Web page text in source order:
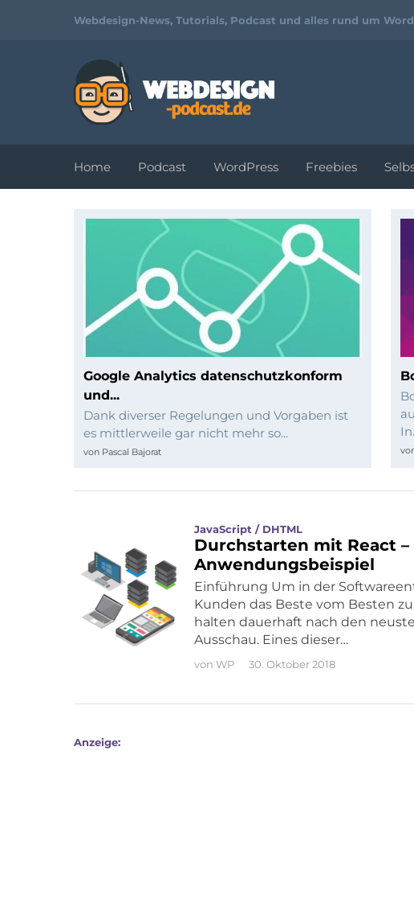
Webdesign-News, Tutorials, Podcast und alles rund um
Tutorials und
Video-
Workshops zu
Webdesign
und
Programmierung
Home Podcast WordPress Freebies
Google Analytics datenschutzkonform
und...
Dank diverser Regelungen und Vorgaben ist
es mittlerweile gar nicht mehr so...
von Pascal Bajorat
JavaScript / DHTML
Durchstarten mit React
Anwendungsbeispiel
Einführung Um in der
Kunden das Beste vom Besten
halten dauerhaft nach den
Ausschau. Eines dieser…
von WP 30. Oktober 2018
Anzeige: